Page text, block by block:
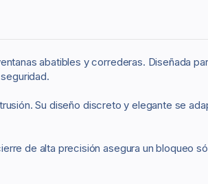
abatibles y correderas. Diseñada
Su diseño discreto y elegante se
de alta precisión asegura un bloqueo